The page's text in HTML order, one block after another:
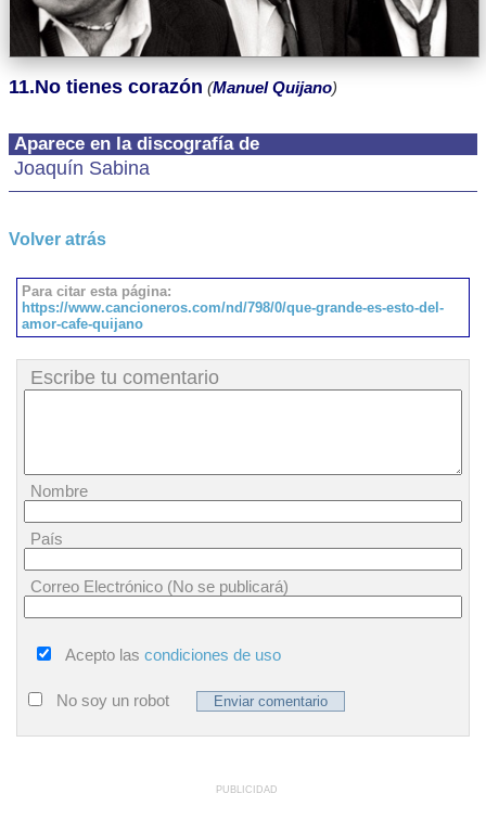
Aparece en la discografía de
Joaquín Sabina
11.No tienes corazón (Manuel Quijano)
Volver atrás
Para citar esta página:
https://www.cancioneros.com/nd/798/0/que-grande-es-esto-del-
amor-cafe-quijano
Escribe tu comentario
Nombre
País
Correo Electrónico (No se publicará)
Acepto las condiciones de uso
No soy un robot
PUBLICIDAD